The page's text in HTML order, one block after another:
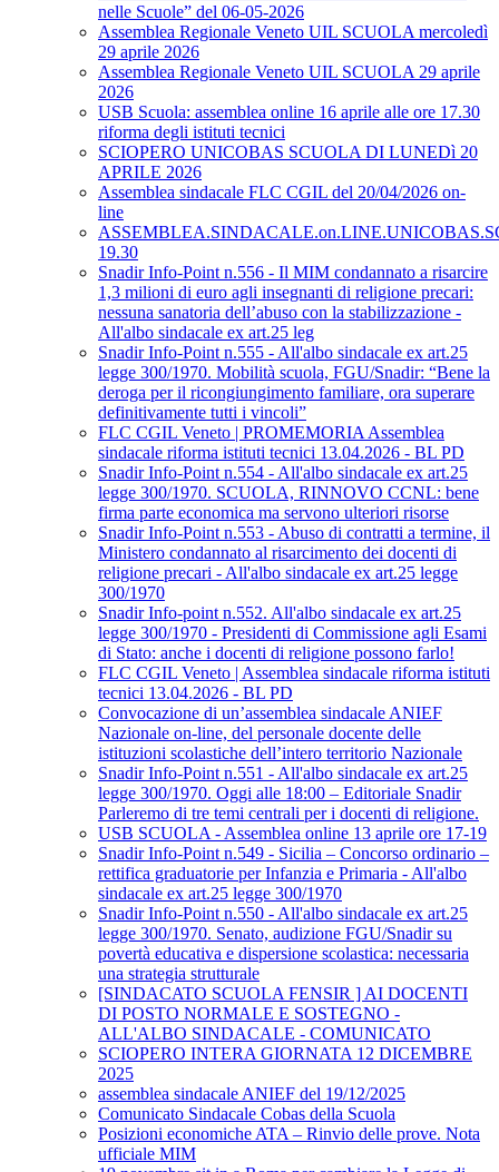
nelle Scuole” del 06-05-2026
Assemblea Regionale Veneto UIL SCUOLA mercoledì
29 aprile 2026
Assemblea Regionale Veneto UIL SCUOLA 29 aprile
2026
USB Scuola: assemblea online 16 aprile alle ore 17.30
riforma degli istituti tecnici
SCIOPERO UNICOBAS SCUOLA DI LUNEDì 20
APRILE 2026
Assemblea sindacale FLC CGIL del 20/04/2026 on-
line
19.30
Snadir Info-Point n.556 - Il MIM condannato a risarcire
1,3 milioni di euro agli insegnanti di religione precari:
nessuna sanatoria dell’abuso con la stabilizzazione -
All'albo sindacale ex art.25 leg
Snadir Info-Point n.555 - All'albo sindacale ex art.25
legge 300/1970. Mobilità scuola, FGU/Snadir: “Bene la
deroga per il ricongiungimento familiare, ora superare
definitivamente tutti i vincoli”
FLC CGIL Veneto | PROMEMORIA Assemblea
sindacale riforma istituti tecnici 13.04.2026 - BL PD
Snadir Info-Point n.554 - All'albo sindacale ex art.25
legge 300/1970. SCUOLA, RINNOVO CCNL: bene
firma parte economica ma servono ulteriori risorse
Snadir Info-Point n.553 - Abuso di contratti a termine, il
Ministero condannato al risarcimento dei docenti di
religione precari - All'albo sindacale ex art.25 legge
300/1970
Snadir Info-point n.552. All'albo sindacale ex art.25
legge 300/1970 - Presidenti di Commissione agli Esami
di Stato: anche i docenti di religione possono farlo!
FLC CGIL Veneto | Assemblea sindacale riforma istituti
tecnici 13.04.2026 - BL PD
Convocazione di un’assemblea sindacale ANIEF
Nazionale on-line, del personale docente delle
istituzioni scolastiche dell’intero territorio Nazionale
Snadir Info-Point n.551 - All'albo sindacale ex art.25
legge 300/1970. Oggi alle 18:00 – Editoriale Snadir
Parleremo di tre temi centrali per i docenti di religione.
USB SCUOLA - Assemblea online 13 aprile ore 17-19
Snadir Info-Point n.549 - Sicilia – Concorso ordinario –
rettifica graduatorie per Infanzia e Primaria - All'albo
sindacale ex art.25 legge 300/1970
Snadir Info-Point n.550 - All'albo sindacale ex art.25
legge 300/1970. Senato, audizione FGU/Snadir su
povertà educativa e dispersione scolastica: necessaria
una strategia strutturale
[SINDACATO SCUOLA FENSIR ] AI DOCENTI
DI POSTO NORMALE E SOSTEGNO -
ALL'ALBO SINDACALE - COMUNICATO
SCIOPERO INTERA GIORNATA 12 DICEMBRE
2025
assemblea sindacale ANIEF del 19/12/2025
Comunicato Sindacale Cobas della Scuola
Posizioni economiche ATA – Rinvio delle prove. Nota
ufficiale MIM